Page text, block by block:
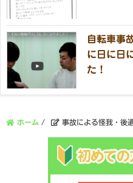
自転車事
に日に日
た！
ホーム / 事故による怪我・後